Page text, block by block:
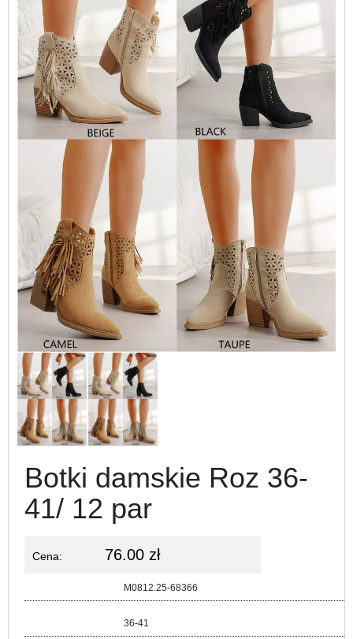
Botki damskie Roz 36-
41/ 12 par
Cena: 76.00 zł
M0812.25-68366
36-41